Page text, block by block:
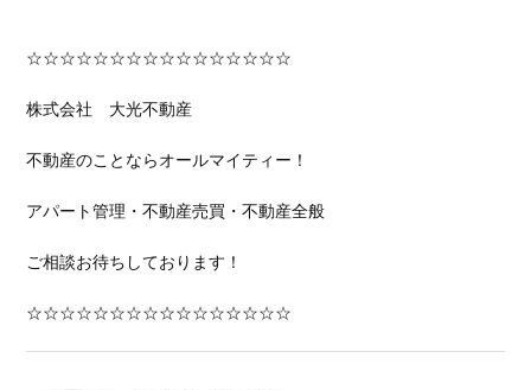
☆☆☆☆☆☆☆☆☆☆☆☆☆☆☆☆
株式会社 大光不動産
不動産のことならオールマイティー！
アパート管理・不動産売買・不動産全般
ご相談お待ちしております！
☆☆☆☆☆☆☆☆☆☆☆☆☆☆☆☆